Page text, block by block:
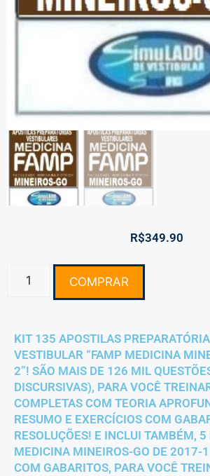
R$349.90
COMPRAR
KIT 135 APOSTILAS
VESTIBULAR “FAMP MEDICINA
2”! SÃO MAIS DE 126 MIL
DISCURSIVAS), PARA VOCÊ
COMPLETAS COM TEORIA
RESUMO E EXERCÍCIOS COM
RESOLUÇÕES! E INCLUI TAMBÉM, 5
MEDICINA MINEIROS-GO DE 2017-
COM GABARITOS, PARA VOCÊ